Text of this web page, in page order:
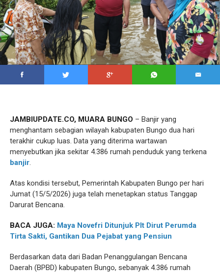
JAMBIUPDATE.CO, MUARA BUNGO – Banjir yang
menghantam sebagian wilayah kabupaten Bungo dua hari
terakhir cukup luas. Data yang diterima wartawan
menyebutkan jika sekitar 4.386 rumah penduduk yang terkena
banjir.
Atas kondisi tersebut, Pemerintah Kabupaten Bungo per hari
Jumat (15/5/2026) juga telah menetapkan status Tanggap
Darurat Bencana.
BACA JUGA: Maya Novefri Ditunjuk Plt Dirut Perumda
Tirta Sakti, Gantikan Dua Pejabat yang Pensiun
Berdasarkan data dari Badan Penanggulangan Bencana
Daerah (BPBD) kabupaten Bungo, sebanyak 4.386 rumah